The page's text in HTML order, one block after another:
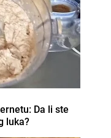
Da li ste
luka?